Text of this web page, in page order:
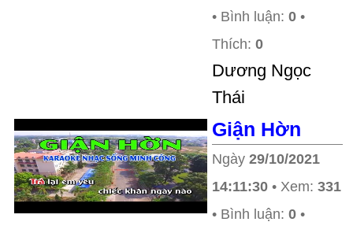
• Bình luận: 0 •
Thích: 0
Dương Ngọc
Thái
Giận Hờn
Ngày 29/10/2021
14:11:30 • Xem: 331
• Bình luận: 0 •